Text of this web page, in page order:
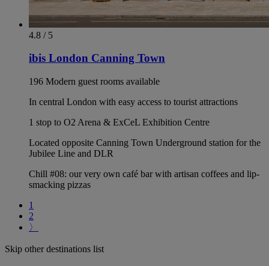
4.8 / 5
ibis London Canning Town
196 Modern guest rooms available
In central London with easy access to tourist attractions
1 stop to O2 Arena & ExCeL Exhibition Centre
Located opposite Canning Town Underground station for the
Jubilee Line and DLR
Chill #08: our very own café bar with artisan coffees and lip-
smacking pizzas
1
2
〉
Skip other destinations list